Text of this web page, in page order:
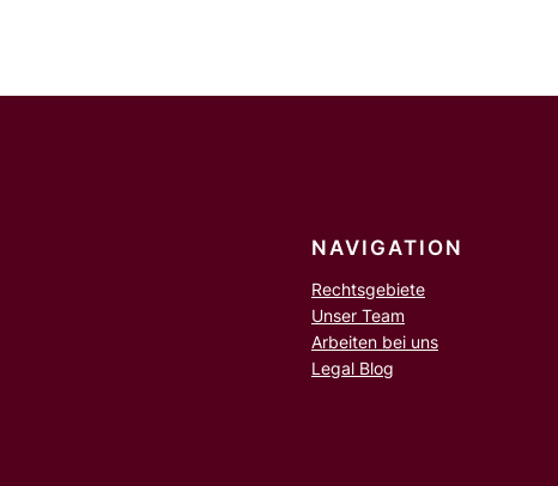
NAVIGATION
Rechtsgebiete
Unser Team
Arbeiten bei uns
Legal Blog